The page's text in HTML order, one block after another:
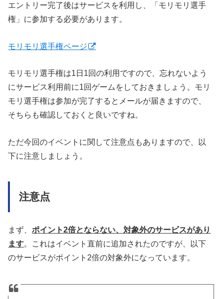
エントリー完了後はサービスを利用し、「モリモリ選手
権」に参加する必要があります。
モリモリ選手権ページ
モリモリ選手権は1日1回の利用ですので、忘れないよう
にサービス利用前に1回ゲームをしておきましょう。モリ
モリ選手権は参加が完了するとメールが届きますので、
そちらも確認しておくと良いですね。
ただ今回のイベントに関して注意点もありますので、以
下に注意しましょう。
注意点
まず、ポイント2倍とならない、対象外のサービスがあり
ます。これはイベント直前に追加されたのですが、以下
のサービスがポイント2倍の対象外になっています。